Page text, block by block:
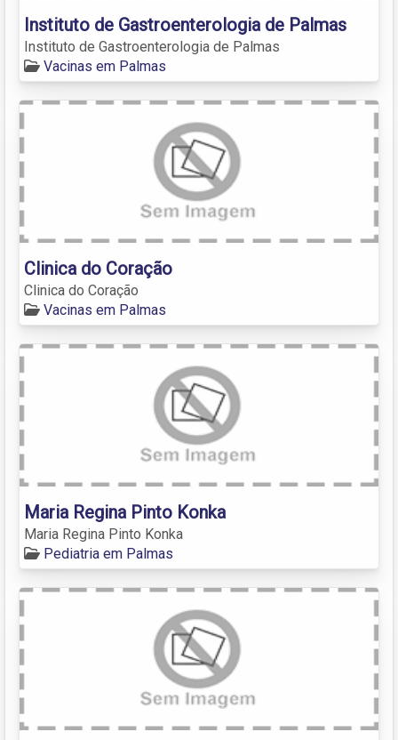
Instituto de Gastroenterologia de Palmas
Instituto de Gastroenterologia de Palmas
Vacinas em Palmas
Clinica do Coração
Clinica do Coração
Vacinas em Palmas
Maria Regina Pinto Konka
Maria Regina Pinto Konka
Pediatria em Palmas